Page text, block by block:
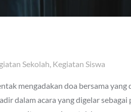
Sekolah, Kegiatan Siswa
mengadakan doa bersama
dalam acara yang digelar